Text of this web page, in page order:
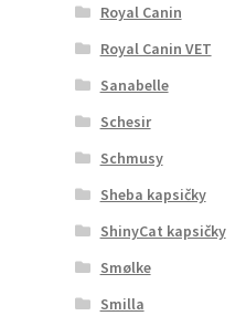
Royal Canin
Royal Canin VET
Sanabelle
Schesir
Schmusy
Sheba kapsičky
ShinyCat kapsičky
Smølke
Smilla